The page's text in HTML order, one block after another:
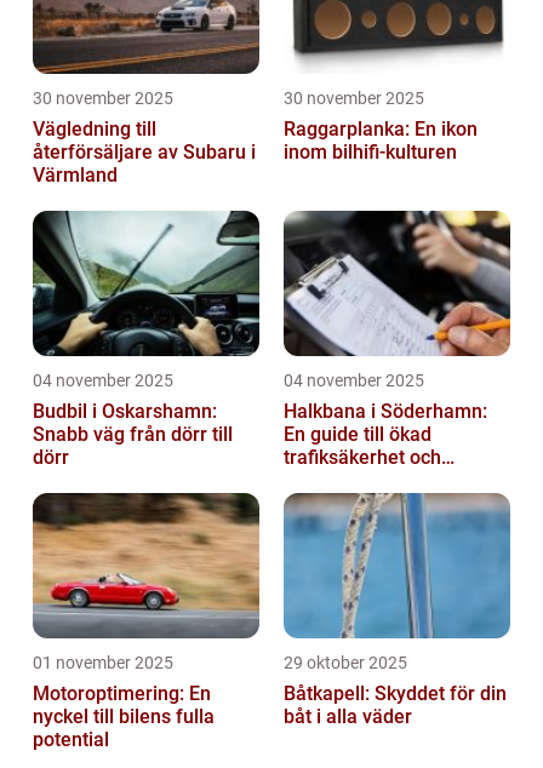
30 november 2025
Vägledning till
återförsäljare av Subaru i
Värmland
30 november 2025
Raggarplanka: En ikon
inom bilhifi-kulturen
04 november 2025
Budbil i Oskarshamn:
Snabb väg från dörr till
dörr
04 november 2025
Halkbana i Söderhamn:
En guide till ökad
trafiksäkerhet och
01 november 2025
Motoroptimering: En
nyckel till bilens fulla
potential
29 oktober 2025
Båtkapell: Skyddet för din
båt i alla väder